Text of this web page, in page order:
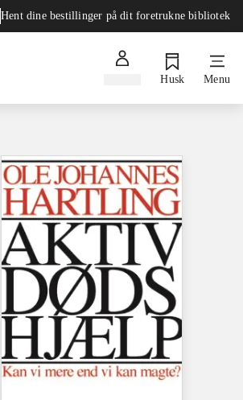
Hent dine bestillinger på dit foretrukne bibliotek
Husk Menu